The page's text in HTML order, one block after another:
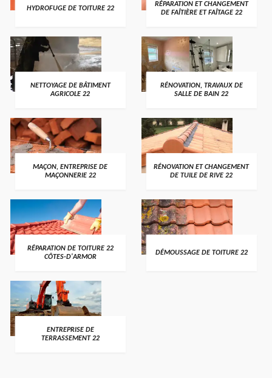
HYDROFUGE DE TOITURE 22
RÉPARATION ET CHANGEMENT
DE FAÎTIÈRE ET FAÎTAGE 22
NETTOYAGE DE BÂTIMENT
AGRICOLE 22
RÉNOVATION, TRAVAUX DE
SALLE DE BAIN 22
MAÇON, ENTREPRISE DE
MAÇONNERIE 22
RÉNOVATION ET CHANGEMENT
DE TUILE DE RIVE 22
RÉPARATION DE TOITURE 22
CÔTES-D'ARMOR
DÉMOUSSAGE DE TOITURE 22
ENTREPRISE DE
TERRASSEMENT 22